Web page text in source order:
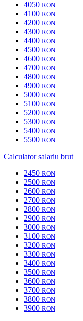
4050 RON
4100 RON
4200 RON
4300 RON
4400 RON
4500 RON
4600 RON
4700 RON
4800 RON
4900 RON
5000 RON
5100 RON
5200 RON
5300 RON
5400 RON
5500 RON
Calculator salariu brut
2450 RON
2500 RON
2600 RON
2700 RON
2800 RON
2900 RON
3000 RON
3100 RON
3200 RON
3300 RON
3400 RON
3500 RON
3600 RON
3700 RON
3800 RON
3900 RON